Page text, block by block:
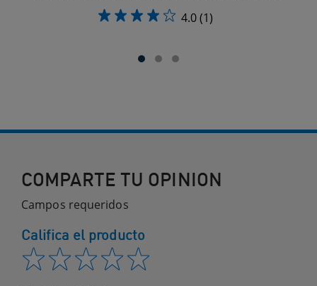
4.0(1)
COMPARTE TU OPINION
Campos requeridos
Califica el producto